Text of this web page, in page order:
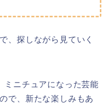
、探しながら見ていく
ミニチュアになった芸能
で、新たな楽しみもあ